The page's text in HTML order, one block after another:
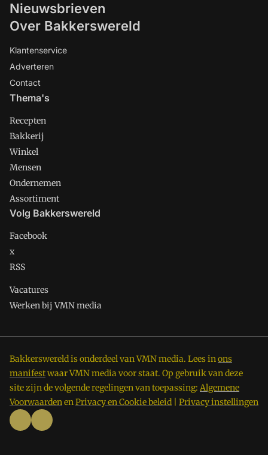
Nieuwsbrieven
Over Bakkerswereld
Klantenservice
Adverteren
Contact
Thema's
Recepten
Bakkerij
Winkel
Mensen
Ondernemen
Assortiment
Volg Bakkerswereld
Facebook
x
RSS
Vacatures
Werken bij VMN media
Bakkerswereld is onderdeel van VMN media. Lees inons
manifestwaar VMN media voor staat. Op gebruik van deze
site zijn de volgende regelingen van toepassing: Algemene
VoorwaardenenPrivacy en Cookie beleid Privacy instellingen